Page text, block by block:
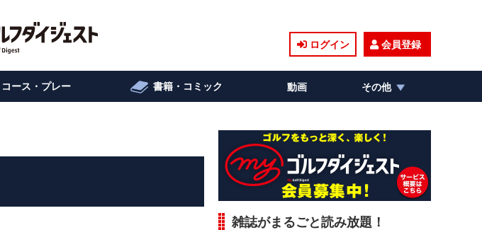
ログイン 会員登録
コース・プレー 書籍・コミック 動画 その他
雑誌がまるごと読み放題！